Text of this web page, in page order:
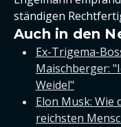
ständigen
Auch in den
Ex-Trigema-
Maischberger:
Weidel"
Elon Musk: Wie
reichsten